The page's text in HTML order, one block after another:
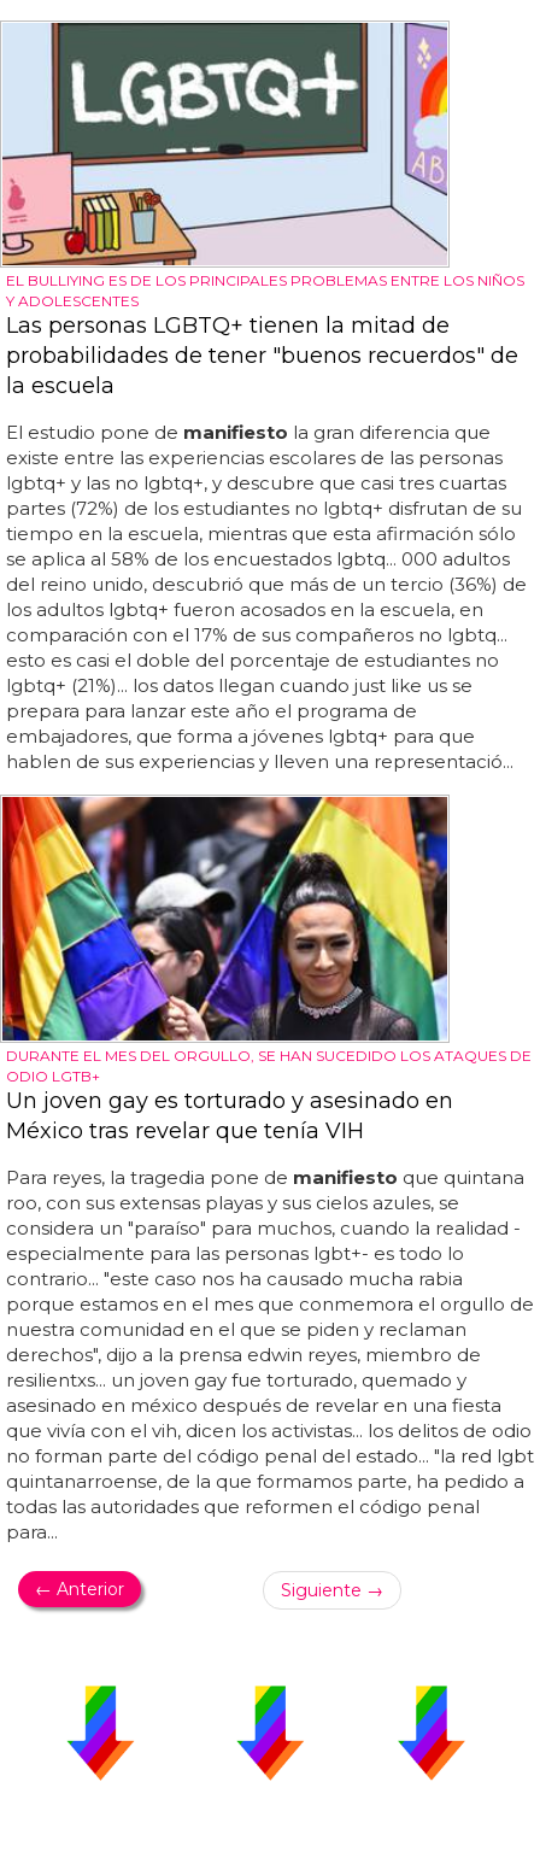
EL BULLIYING ES DE LOS PRINCIPALES PROBLEMAS ENTRE LOS NIÑOS
Y ADOLESCENTES
Las personas LGBTQ+ tienen la mitad de
probabilidades de tener "buenos recuerdos" de
la escuela
El estudio pone de manifiesto la gran diferencia que
existe entre las experiencias escolares de las personas
lgbtq+ y las no lgbtq+, y descubre que casi tres cuartas
partes (72%) de los estudiantes no lgbtq+ disfrutan de su
tiempo en la escuela, mientras que esta afirmación sólo
se aplica al 58% de los encuestados lgbtq... 000 adultos
del reino unido, descubrió que más de un tercio (36%) de
los adultos lgbtq+ fueron acosados en la escuela, en
comparación con el 17% de sus compañeros no lgbtq...
esto es casi el doble del porcentaje de estudiantes no
lgbtq+ (21%)... los datos llegan cuando just like us se
prepara para lanzar este año el programa de
embajadores, que forma a jóvenes lgbtq+ para que
hablen de sus experiencias y lleven una representació...
DURANTE EL MES DEL ORGULLO, SE HAN SUCEDIDO LOS ATAQUES DE
ODIO LGTB+
Un joven gay es torturado y asesinado en
México tras revelar que tenía VIH
Para reyes, la tragedia pone de manifiesto que quintana
roo, con sus extensas playas y sus cielos azules, se
considera un "paraíso" para muchos, cuando la realidad -
especialmente para las personas lgbt+- es todo lo
contrario... "este caso nos ha causado mucha rabia
porque estamos en el mes que conmemora el orgullo de
nuestra comunidad en el que se piden y reclaman
derechos", dijo a la prensa edwin reyes, miembro de
resilientxs... un joven gay fue torturado, quemado y
asesinado en méxico después de revelar en una fiesta
que vivía con el vih, dicen los activistas... los delitos de odio
no forman parte del código penal del estado... "la red lgbt
quintanarroense, de la que formamos parte, ha pedido a
todas las autoridades que reformen el código penal
para...
← Anterior Siguiente →